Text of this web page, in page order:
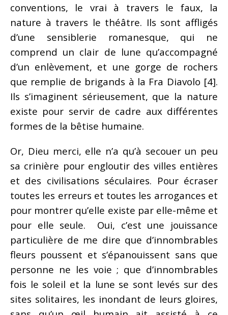
conventions, le vrai à travers le faux, la
nature à travers le théâtre. Ils sont affligés
d’une sensiblerie romanesque, qui ne
comprend un clair de lune qu’accompagné
d’un enlèvement, et une gorge de rochers
que remplie de brigands à la Fra Diavolo [4].
Ils s’imaginent sérieusement, que la nature
existe pour servir de cadre aux différentes
formes de la bêtise humaine.
Or, Dieu merci, elle n’a qu’à secouer un peu
sa crinière pour engloutir des villes entières
et des civilisations séculaires. Pour écraser
toutes les erreurs et toutes les arrogances et
pour montrer qu’elle existe par elle-même et
pour elle seule. Oui, c’est une jouissance
particulière de me dire que d’innombrables
fleurs poussent et s’épanouissent sans que
personne ne les voie ; que d’innombrables
fois le soleil et la lune se sont levés sur des
sites solitaires, les inondant de leurs gloires,